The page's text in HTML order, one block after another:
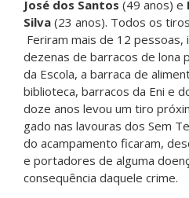
José dos Santos (49 anos) e
Silva (23 anos). Todos os
Feriram mais de 12 pessoas,
dezenas de barracos de lona
da Escola, a barraca de
biblioteca, barracos da Eni e
doze anos levou um tiro
gado nas lavouras dos Sem
do acampamento ficaram,
e portadores de alguma
consequência daquele crime.